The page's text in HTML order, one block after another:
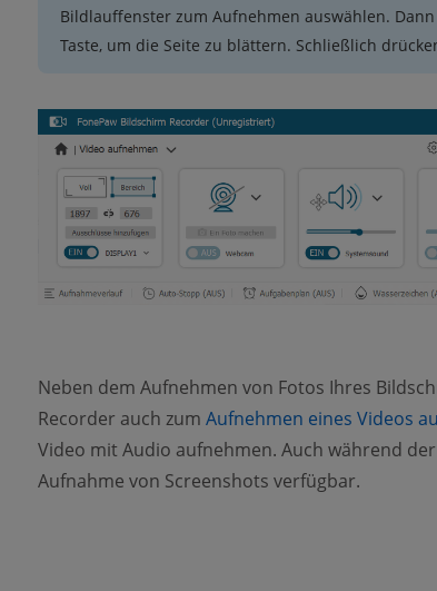
Bildlauffenster zum Aufnehmen auswählen.
Taste, um die Seite zu blättern. Schließlich
Neben dem Aufnehmen von Fotos Ihres
Recorder auch zum Aufnehmen eines Videos
Video mit Audio aufnehmen. Auch während
Aufnahme von Screenshots verfügbar.